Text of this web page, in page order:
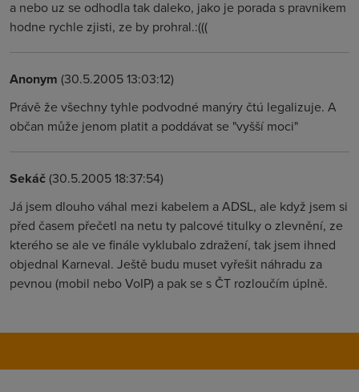
a nebo uz se odhodla tak daleko, jako je porada s pravnikem
hodne rychle zjisti, ze by prohral.:(((
Anonym (30.5.2005 13:03:12)
Právě že všechny tyhle podvodné manýry čtú legalizuje. A
občan může jenom platit a poddávat se "vyšší moci"
Sekáč(30.5.2005 18:37:54)
Já jsem dlouho váhal mezi kabelem a ADSL, ale když jsem si
před časem přečetl na netu ty palcové titulky o zlevnění, ze
kterého se ale ve finále vyklubalo zdražení, tak jsem ihned
objednal Karneval. Ještě budu muset vyřešit náhradu za
pevnou (mobil nebo VoIP) a pak se s ČT rozloučím úplně.